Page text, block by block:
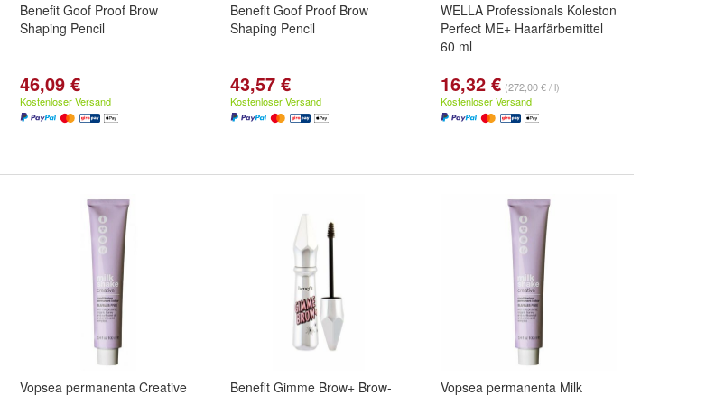
Benefit Goof Proof Brow
Shaping Pencil
46,09 €
Kostenloser Versand
Benefit Goof Proof Brow
Shaping Pencil
43,57 €
Kostenloser Versand
WELLA Professionals Koleston
Perfect ME+ Haarfärbemittel
60 ml
16,32 € (272,00 € / l)
Kostenloser Versand
Vopsea permanenta Creative Benefit Gimme Brow+ Brow- Vopsea permanenta Milk